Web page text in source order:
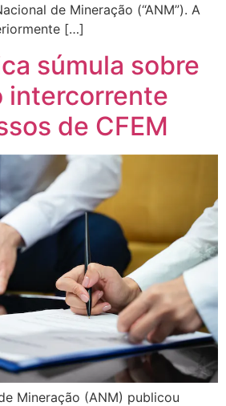
de Mineração (“ANM”). A
[…]
súmula sobre
intercorrente
de CFEM
Mineração (ANM) publicou